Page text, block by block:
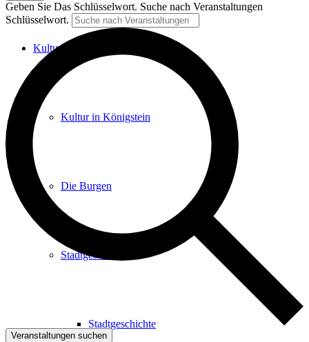
Kultur
Kultur in Königstein
Die Burgen
Stadtgeschichte
Stadtgeschichte
Geben Sie Das Schlüsselwort. Suche nach Veranstaltungen
Schlüsselwort.
Veranstaltungen suchen